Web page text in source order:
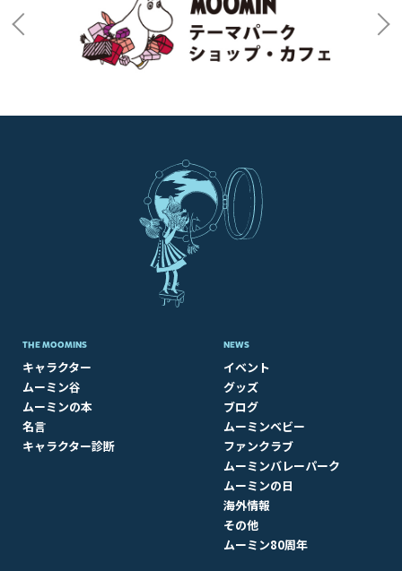
THE MOOMINS
キャラクター
ムーミン谷
ムーミンの本
名言
キャラクター診断
NEWS
イベント
グッズ
ブログ
ムーミンベビー
ファンクラブ
ムーミンバレーパーク
ムーミンの日
海外情報
その他
ムーミン80周年